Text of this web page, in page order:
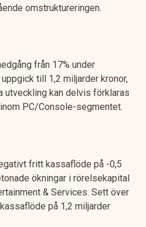
omstruktureringen.
från 17% under
till 1,2 miljarder kronor,
utveckling kan delvis förklaras
PC/Console-segmentet.
fritt kassaflöde på -0,5
ökningar i rörelsekapital
& Services. Sett över
på 1,2 miljarder